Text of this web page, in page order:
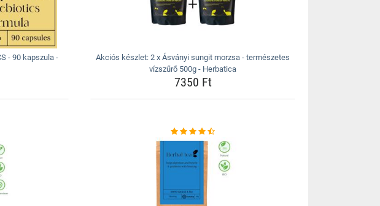
- 90 kapszula -
Akciós készlet: 2 x Ásványi sungit morzsa - természetes
vízszűrő 500g - Herbatica
7350 Ft